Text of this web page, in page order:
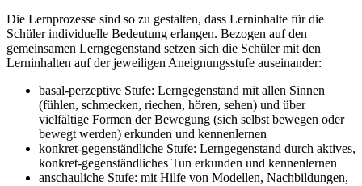
Die Lernprozesse sind so zu gestalten, dass Lerninhalte für die
Schüler individuelle Bedeutung erlangen. Bezogen auf den
gemeinsamen Lerngegenstand setzen sich die Schüler mit den
Lerninhalten auf der jeweiligen Aneignungsstufe auseinander:
basal-perzeptive Stufe: Lerngegenstand mit allen Sinnen
(fühlen, schmecken, riechen, hören, sehen) und über
vielfältige Formen der Bewegung (sich selbst bewegen oder
bewegt werden) erkunden und kennenlernen
konkret-gegenständliche Stufe: Lerngegenstand durch aktives,
konkret-gegenständliches Tun erkunden und kennenlernen
anschauliche Stufe: mit Hilfe von Modellen, Nachbildungen,